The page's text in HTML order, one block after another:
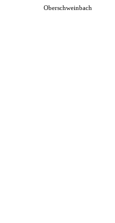
Oberschweinbach